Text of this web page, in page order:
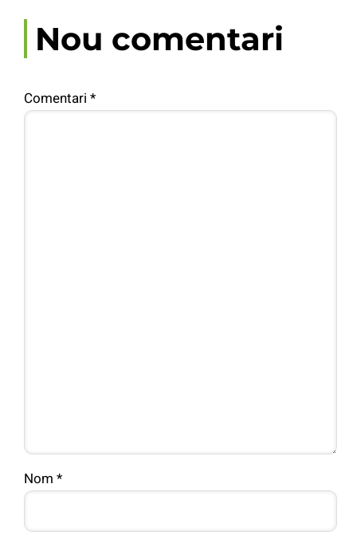
Nou comentari
Comentari *
Nom *